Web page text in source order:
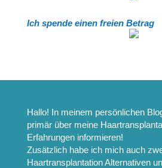
Ich spende einen freien Betrag
Hallo! In meinem persönlichen
primär über meine
Erfahrungeninformieren!
Zusätzlich habe ich mich auch
Haartransplantation Alternativen